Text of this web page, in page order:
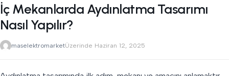
İç Mekanlarda Aydınlatma Tasarımı
Nasıl Yapılır?
maselektromarketÜzerinde Haziran 12, 2025